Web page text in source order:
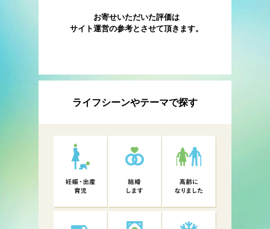
お寄せいただいた評価は
サイト運営の参考とさせて頂きます。
ライフシーンやテーマで探す